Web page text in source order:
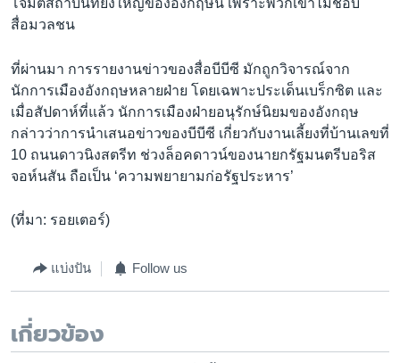
โจมตีสถาบันที่ยิ่งใหญ่ของอังกฤษนี้ เพราะพวกเขาไม่ชอบ
สื่อมวลชน
ที่ผ่านมา การรายงานข่าวของสื่อบีบีซี มักถูกวิจารณ์จาก
นักการเมืองอังกฤษหลายฝ่าย โดยเฉพาะประเด็นเบร็กซิต และ
เมื่อสัปดาห์ที่แล้ว นักการเมืองฝ่ายอนุรักษ์นิยมของอังกฤษ
กล่าวว่าการนำเสนอข่าวของบีบีซี เกี่ยวกับงานเลี้ยงที่บ้านเลขที่
10 ถนนดาวนิงสตรีท ช่วงล็อคดาวน์ของนายกรัฐมนตรีบอริส
จอห์นสัน ถือเป็น ‘ความพยายามก่อรัฐประหาร’
(ที่มา: รอยเตอร์)
แบ่งปัน Follow us
เกี่ยวข้อง